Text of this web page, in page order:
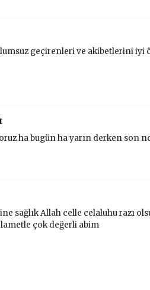
geçirenleri ve akibetlerini
ha bugün ha yarın derken son
sağlık Allah celle celaluhu razı
çok değerli abim